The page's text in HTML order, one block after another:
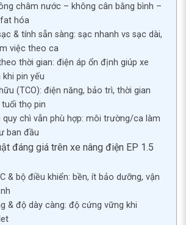
châm nước – không cân bằng bình –
hóa
& tính sẵn sàng: sạc nhanh vs sạc dài,
việc theo ca
thời gian: điện áp ổn định giúp xe
khi pin yếu
(TCO): điện năng, bảo trì, thời gian
thọ pin
quy chì vẫn phù hợp: môi trường/ca làm
ban đầu
đáng giá trên xe nâng điện EP 1.5
& bộ điều khiển: bền, ít bảo dưỡng, vận
& độ dày càng: độ cứng vững khi